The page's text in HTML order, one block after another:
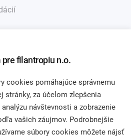
pre filantropiu n.o.
cookies pomáhajúce správnemu
stránky, za účelom zlepšenia
návštevnosti a zobrazenie
vašich záujmov. Podrobnejšie
súbory cookies môžete nájsť